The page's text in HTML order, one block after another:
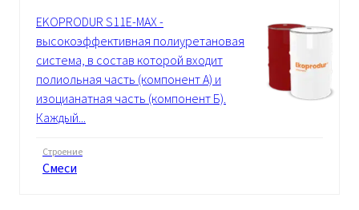
EKOPRODUR S11E-MAX -
высокоэффективная полиуретановая
система, в состав которой входит
полиольная часть (компонент А) и
изоцианатная часть (компонент Б).
Каждый...
Строение
Смеси